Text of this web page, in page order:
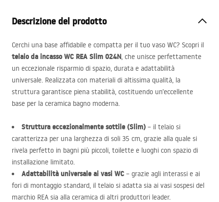
Descrizione del prodotto
Cerchi una base affidabile e compatta per il tuo vaso WC? Scopri il
telaio da incasso WC REA Slim 024N, che unisce perfettamente
un eccezionale risparmio di spazio, durata e adattabilità
universale. Realizzata con materiali di altissima qualità, la
struttura garantisce piena stabilità, costituendo un’eccellente
base per la ceramica bagno moderna.
Struttura eccezionalmente sottile (Slim) – il telaio si
caratterizza per una larghezza di soli 35 cm, grazie alla quale si
rivela perfetto in bagni più piccoli, toilette e luoghi con spazio di
installazione limitato.
Adattabilità universale ai vasi WC – grazie agli interassi e ai
fori di montaggio standard, il telaio si adatta sia ai vasi sospesi del
marchio REA sia alla ceramica di altri produttori leader.